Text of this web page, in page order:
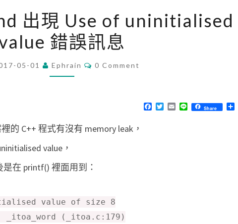
C
+
+
]
g
n
出
現
出現 Use of uninitialised
錯誤訊息
05-01 Ephrain
C
0 Comment
F
T
E
L
Share
分
的 C++ 程式有沒有 memory leak，
value，
在 printf() 裡面用到：
value of size 8
_itoa_word (_itoa.c:179)